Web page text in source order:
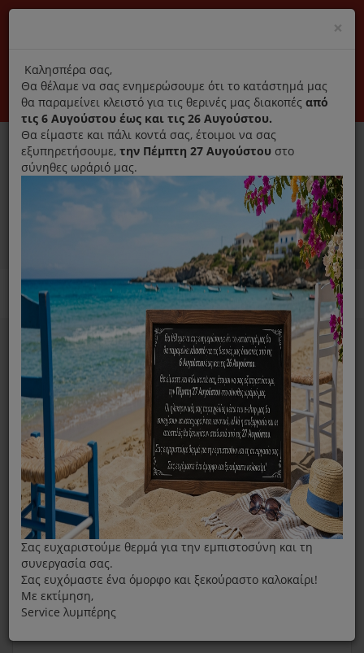
Αποκλειστικά γνήσια ανταλλακτικά
Σύνδεση Εγγραφή Εταιρεία Επικοινωνία
0
Ανταλλακτικά ηλεκτρικών συσκευών MENU
Home Σίδερο
Φίλτρο Νερού
Φίλτρο Σιδήρου TEFAL XD9070E0 Για Tefal Liberty
×
title
Καλησπέρα σας,
Θα θέλαμε να σας ενημερώσουμε ότι το κατάστημά μας
θα παραμείνει κλειστό για τις θερινές μας διακοπές από
τις 6 Αυγούστου έως και τις 26 Αυγούστου.
Θα είμαστε και πάλι κοντά σας, έτοιμοι να σας
εξυπηρετήσουμε, την Πέμπτη 27 Αυγούστου στο
σύνηθες ωράριό μας.
Σας ευχαριστούμε θερμά για την εμπιστοσύνη και τη
συνεργασία σας.
Σας ευχόμαστε ένα όμορφο και ξεκούραστο καλοκαίρι!
Με εκτίμηση,
Service λυμπέρης